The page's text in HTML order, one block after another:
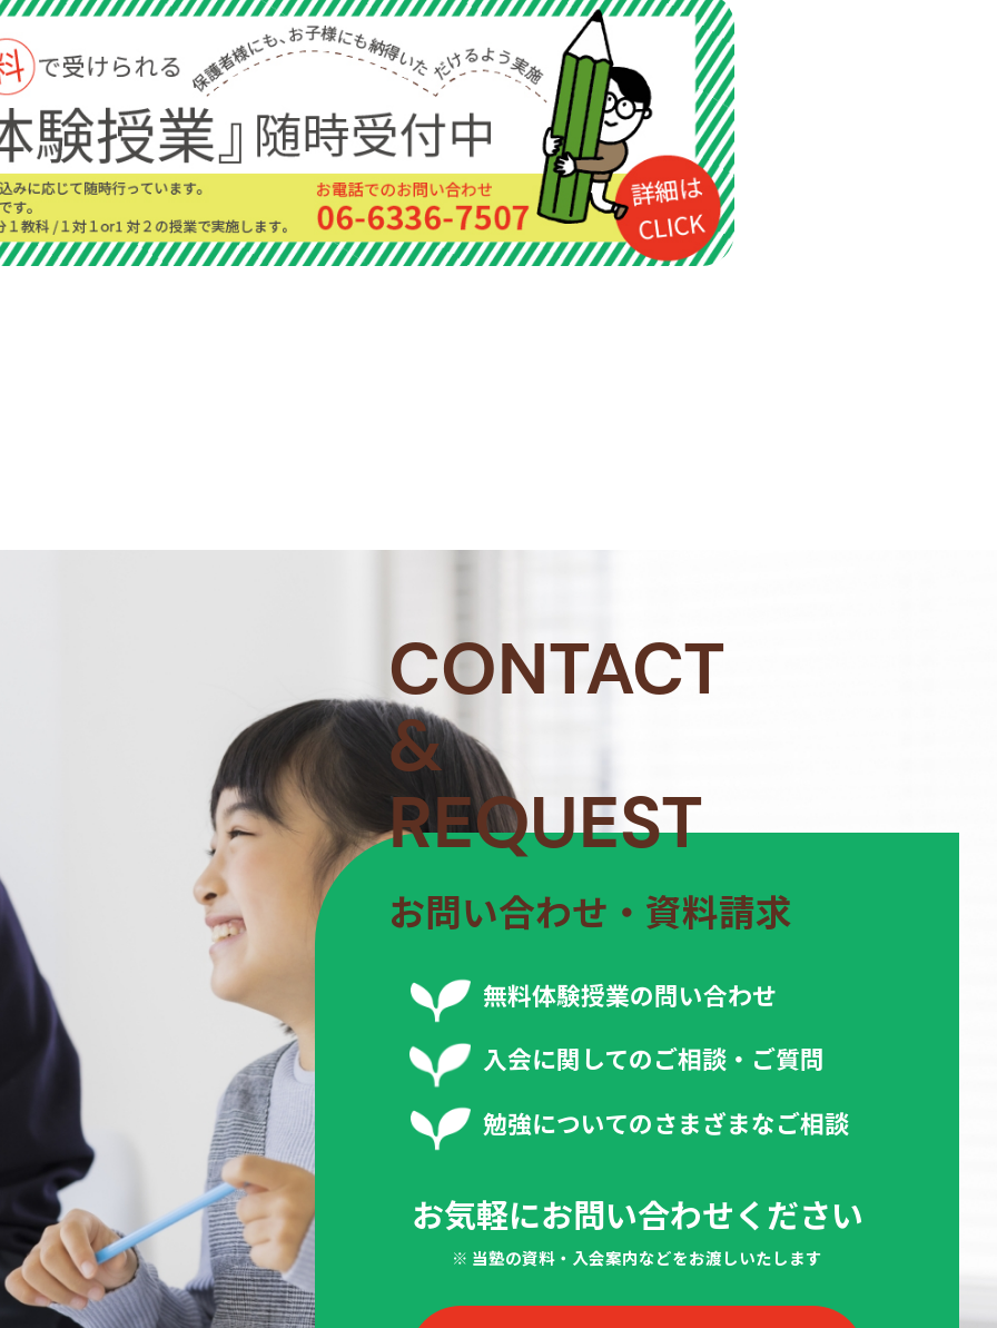
CONTACT
&
REQUEST
お問い合わせ・資料請求
無料体験授業の問い合わせ
入会に関してのご相談・ご質問
勉強についてのさまざまなご相談
お気軽にお問い合わせください
※ 当塾の資料・入会案内などをお渡しいたします